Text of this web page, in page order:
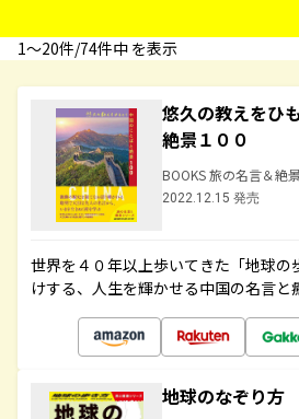
1〜20件/74件中 を表示
悠久の教えをひ
絶景１００
BOOKS 旅の名言＆絶景
2022.12.15 発売
世界を４０年以上歩いてきた「地球の
けする、人生を輝かせる中国の名言と
地球のなぞり